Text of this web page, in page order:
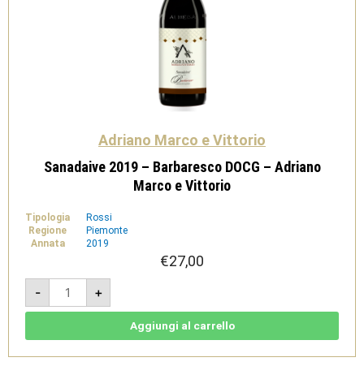
Adriano Marco e Vittorio
Sanadaive 2019 – Barbaresco DOCG – Adriano
Marco e Vittorio
Tipologia
Rossi
Regione
Piemonte
Annata
2019
€27,00
-
Sanadaive
2019
-
Barbaresco
Marco
+
Aggiungi al carrello